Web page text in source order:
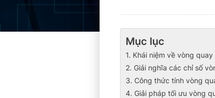
Mục lục
1. Khái niệm về vòng
2. Giải nghĩa các chỉ số
3. Công thức tính vòng
4. Giải pháp tối ưu vòng